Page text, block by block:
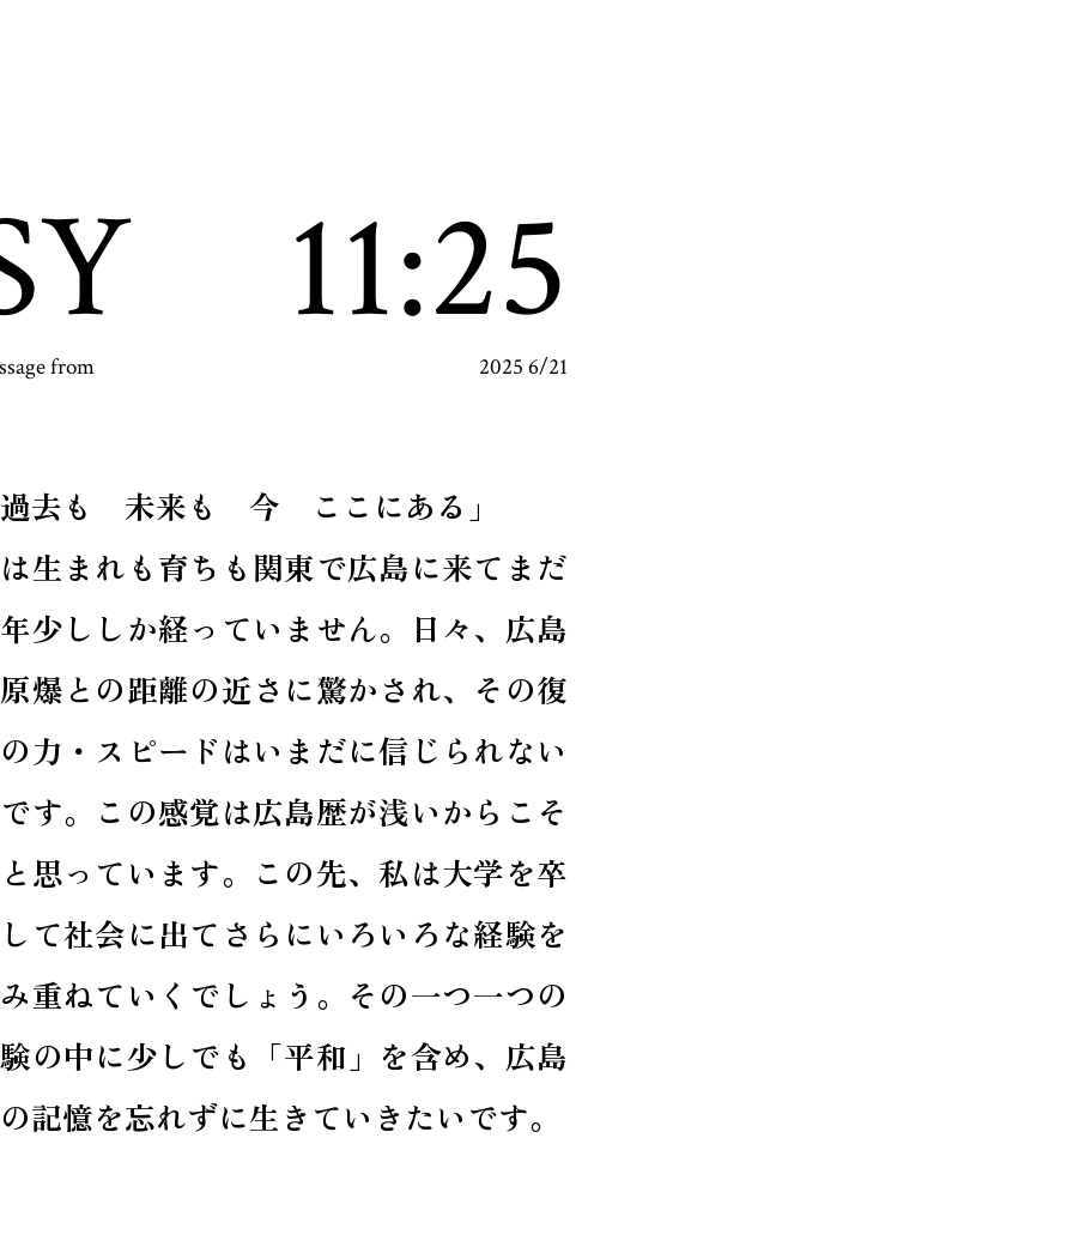
11:25
from 2025 6/21
去も 未来も 今 ここにある」
生まれも育ちも関東で広島に来てまだ
少ししか経っていません。日々、広島
爆との距離の近さに驚かされ、その復
力・スピードはいまだに信じられない
す。この感覚は広島歴が浅いからこそ
思っています。この先、私は大学を卒
て社会に出てさらにいろいろな経験を
重ねていくでしょう。その一つ一つの
の中に少しでも「平和」を含め、広島
記憶を忘れずに生きていきたいです。